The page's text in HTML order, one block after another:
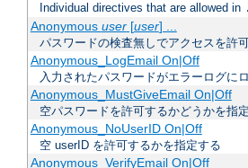
Individual directives that are allowed in
Anonymous user[user] ...
パスワードの検査無しでアクセスを許
Anonymous_LogEmail On|Off
入力されたパスワードがエラーログに
Anonymous_MustGiveEmail On|Off
空パスワードを許可するかどうかを指
Anonymous_NoUserID On|Off
空 userID を許可するかを指定する
Anonymous_VerifyEmail On|Off